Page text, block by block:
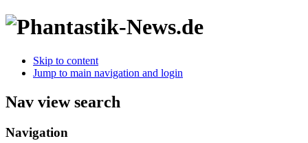
Skip to content
Jump to main navigation and login
Nav view search
Navigation